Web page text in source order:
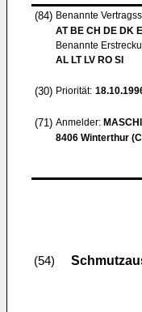
(84) Benannte
AT BE CH DE DK
Benannte
AL LT LV RO SI
(30) Priorität:
(71) Anmelder:
8406 Winterthur
(54)